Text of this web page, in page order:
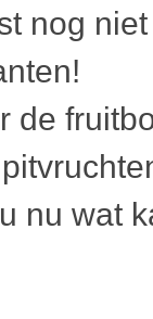
nog
de
nu wat